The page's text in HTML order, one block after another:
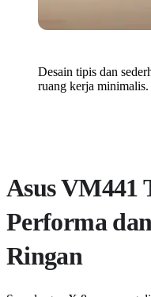
Desain tipis dan
ruang kerja minimalis.
Asus VM441
Performa
Ringan